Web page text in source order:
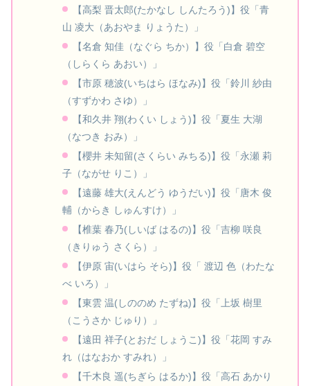
【高梨 晋太郎(たかなし しんたろう)】役「青
山 凌大（あおやま りょうた）」
【名倉 知佳（なぐら ちか）】役「白倉 碧空
（しらくら あおい）」
【市原 穂波(いちはら ほなみ)】役「鈴川 紗由
（すずかわ さゆ）」
【和久井 翔(わくい しょう)】役「夏生 大湖
（なつき おみ）」
【櫻井 未知留(さくらい みちる)】役「永瀬 莉
子（ながせ りこ）」
【遠藤 雄大(えんどう ゆうだい)】役「唐木 俊
輔（からき しゅんすけ）」
【椎葉 春乃(しいば はるの)】役「吉柳 咲良
（きりゅう さくら）」
【伊原 宙(いはら そら)】役「 渡辺 色（わたな
べ いろ）」
【東雲 温(しののめ たずね)】役「上坂 樹里
（こうさか じゅり）」
【遠田 祥子(とおだ しょうこ)】役「花岡 すみ
れ（はなおか すみれ）」
【千木良 遥(ちぎら はるか)】役「高石 あかり